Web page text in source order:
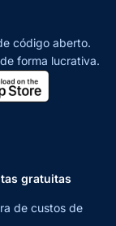
código aberto.
forma lucrativa.
gratuitas
de custos de